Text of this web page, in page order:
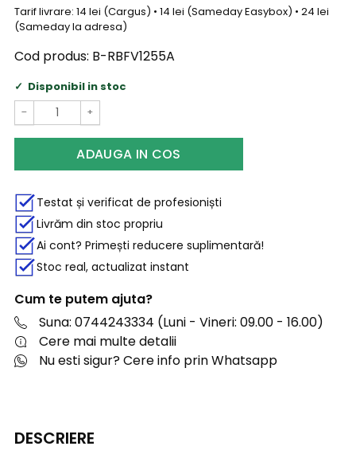
Tarif livrare: 14 lei (Cargus) • 14 lei (Sameday Easybox) • 24 lei
(Sameday la adresa)
Cod produs: B-RBFV1255A
Disponibil in stoc
− +
ADAUGA IN COS
Testat și verificat de profesioniști
Livrăm din stoc propriu
Ai cont? Primești reducere suplimentară!
Stoc real, actualizat instant
Cum te putem ajuta?
Suna: 0744243334 (Luni - Vineri: 09.00 - 16.00)
Cere mai multe detalii
Nu esti sigur? Cere info prin Whatsapp
DESCRIERE